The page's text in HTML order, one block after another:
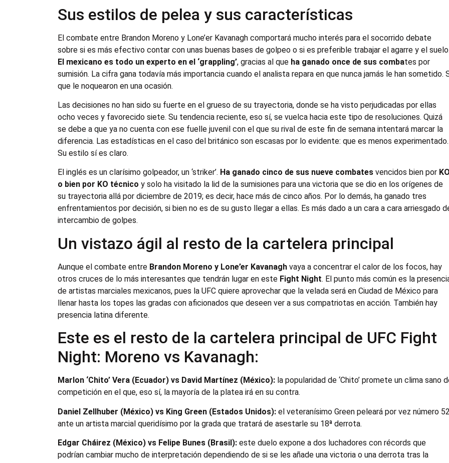
Sus estilos de pelea y sus características
El combate entre Brandon Moreno y Lone’er Kavanagh comportará mucho interés para el socorrido debate
sobre si es más efectivo contar con unas buenas bases de golpeo o si es preferible trabajar el agarre y el
El mexicano es todo un experto en el ‘grappling’, gracias al que ha ganado once de sus combates por
sumisión. La cifra gana todavía más importancia cuando el analista repara en que nunca jamás le han sometido.
que le noquearon en una ocasión.
Las decisiones no han sido su fuerte en el grueso de su trayectoria, donde se ha visto perjudicadas por ellas
ocho veces y favorecido siete. Su tendencia reciente, eso sí, se vuelca hacia este tipo de resoluciones. Quizá
se debe a que ya no cuenta con ese fuelle juvenil con el que su rival de este fin de semana intentará marcar la
diferencia. Las estadísticas en el caso del británico son escasas por lo evidente: que es menos experimentado.
Su estilo sí es claro.
El inglés es un clarísimo golpeador, un ‘striker’. Ha ganado cinco de sus nueve combates vencidos bien por
o bien por KO técnico y solo ha visitado la lid de la sumisiones para una victoria que se dio en los orígenes de
su trayectoria allá por diciembre de 2019; es decir, hace más de cinco años. Por lo demás, ha ganado tres
enfrentamientos por decisión, si bien no es de su gusto llegar a ellas. Es más dado a un cara a cara arriesgado
intercambio de golpes.
Un vistazo ágil al resto de la cartelera principal
Aunque el combate entre Brandon Moreno y Lone’er Kavanagh vaya a concentrar el calor de los focos, hay
otros cruces de lo más interesantes que tendrán lugar en este Fight Night. El punto más común es la
de artistas marciales mexicanos, pues la UFC quiere aprovechar que la velada será en Ciudad de México para
llenar hasta los topes las gradas con aficionados que deseen ver a sus compatriotas en acción. También hay
presencia latina diferente.
Este es el resto de la cartelera principal de UFC Fight
Night: Moreno vs Kavanagh:
Marlon ‘Chito’ Vera (Ecuador) vs David Martínez (México): la popularidad de ‘Chito’ promete un clima sano
competición en el que, eso sí, la mayoría de la platea irá en su contra.
Daniel Zellhuber (México) vs King Green (Estados Unidos):el veteranísimo Green peleará por vez número
ante un artista marcial queridísimo por la grada que tratará de asestarle su 18ª derrota.
Edgar Cháirez (México) vs Felipe Bunes (Brasil): este duelo expone a dos luchadores con récords que
podrían cambiar mucho de interpretación dependiendo de si se les añade una victoria o una derrota tras la